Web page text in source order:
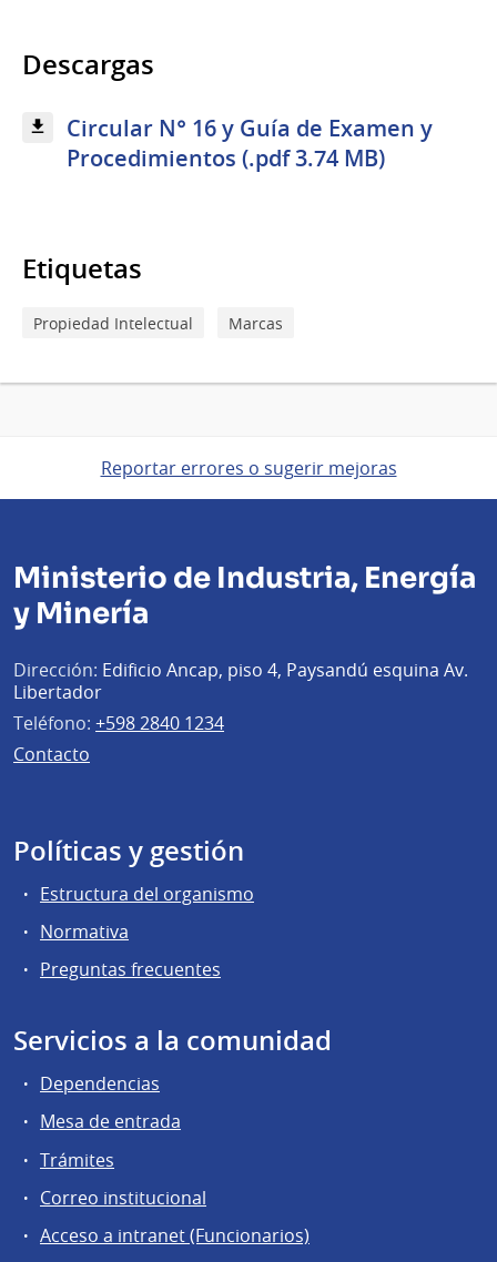
Descargas
Circular N° 16 y Guía de Examen y
Procedimientos (.pdf 3.74 MB)
Etiquetas
Propiedad Intelectual Marcas
Reportar errores o sugerir mejoras
Ministerio de Industria, Energía
y Minería
Dirección: Edificio Ancap, piso 4, Paysandú esquina Av.
Libertador
Teléfono: +598 2840 1234
Contacto
Políticas y gestión
Estructura del organismo
Normativa
Preguntas frecuentes
Servicios a la comunidad
Dependencias
Mesa de entrada
Trámites
Correo institucional
Acceso a intranet (Funcionarios)